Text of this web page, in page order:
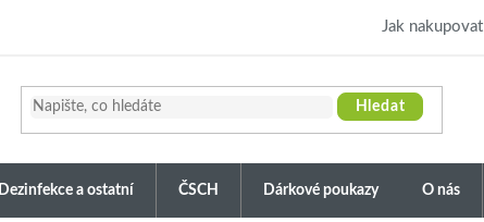
Jak nakupovat
Hledat
Dezinfekce a ostatní ČSCH Dárkové poukazy O nás